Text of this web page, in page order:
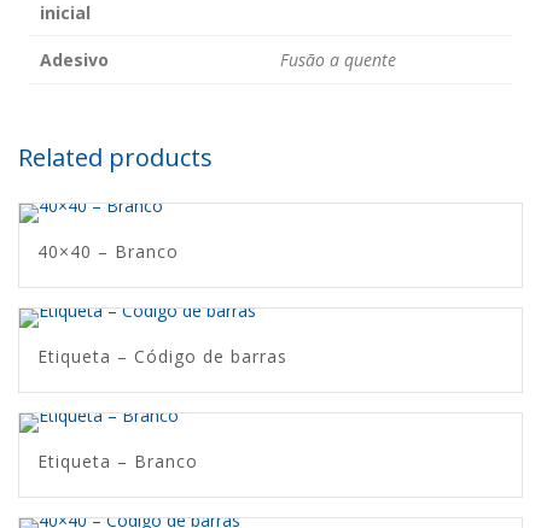
inicial
Adesivo Fusão a quente
Related products
40×40 – Branco
Etiqueta – Código de barras
Etiqueta – Branco